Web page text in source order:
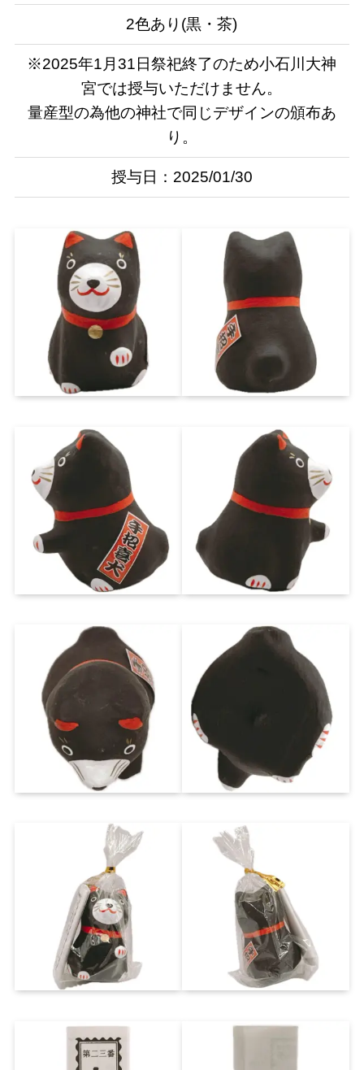
2色あり(黒・茶)
※2025年1月31日祭祀終了のため小石川大神
宮では授与いただけません。
量産型の為他の神社で同じデザインの頒布あ
り。
授与日：2025/01/30